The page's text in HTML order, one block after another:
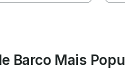
Barco Mais